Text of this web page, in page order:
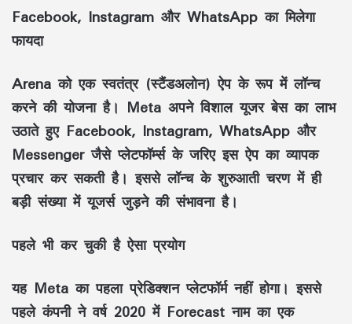
Facebook, Instagram और WhatsApp का मिलेगा
फायदा
Arena को एक स्वतंत्र (स्टैंडअलोन) ऐप के रूप में लॉन्च
करने की योजना है। Meta अपने विशाल यूजर बेस का लाभ
उठाते हुए Facebook, Instagram, WhatsApp और
Messenger जैसे प्लेटफॉर्म्स के जरिए इस ऐप का व्यापक
प्रचार कर सकती है। इससे लॉन्च के शुरुआती चरण में ही
बड़ी संख्या में यूजर्स जुड़ने की संभावना है।
पहले भी कर चुकी है ऐसा प्रयोग
यह Meta का पहला प्रेडिक्शन प्लेटफॉर्म नहीं होगा। इससे
पहले कंपनी ने वर्ष 2020 में Forecast नाम का एक